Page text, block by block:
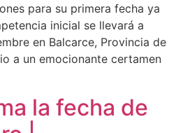
para su primera fecha ya
inicial se llevará a
en Balcarce, Provincia de
a un emocionante certamen
la fecha de